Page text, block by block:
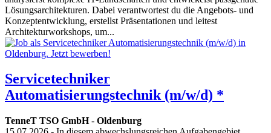
Lösungsarchitekturen. Dabei verantwortest du die Angebots- und
Konzeptentwicklung, erstellst Präsentationen und leitest
Architekturworkshops, um...
Servicetechniker
Automatisierungstechnik (m/w/d) *
TenneT TSO GmbH- Oldenburg